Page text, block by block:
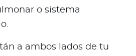
o sistema
a ambos lados de tu